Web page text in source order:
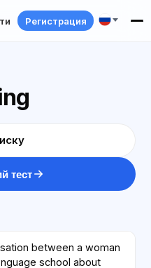
Регистрация
тест
between a woman
school about